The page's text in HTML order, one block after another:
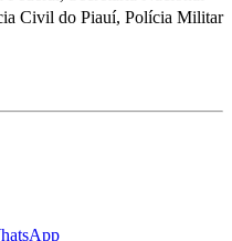
Civil do Piauí, Polícia Militar